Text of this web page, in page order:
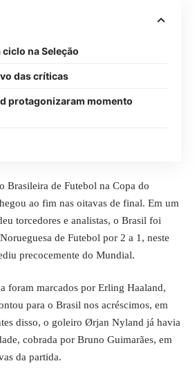
na Seleção
das críticas
protagonizaram momento
Brasileira de Futebol na Copa do
ao fim nas oitavas de final. Em um
torcedores e analistas, o Brasil foi
de Futebol por 2 a 1, neste
precocemente do Mundial.
foram marcados por Erling Haaland,
para o Brasil nos acréscimos, em
disso, o goleiro Ørjan Nyland já havia
cobrada por Bruno Guimarães, em
da partida.